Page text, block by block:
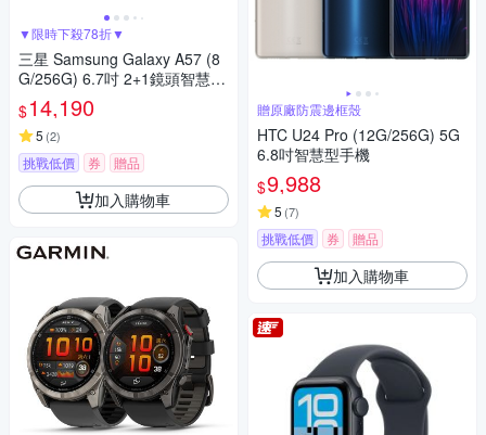
▼限時下殺78折▼
三星 Samsung Galaxy A57 (8
G/256G) 6.7吋 2+1鏡頭智慧手
機
$14,190
5 (2)
挑戰低價 券 贈品
加入購物車
贈原廠防震邊框殼
HTC U24 Pro (12G/256G) 5G
6.8吋智慧型手機
$9,988
5 (7)
挑戰低價 券 贈品
加入購物車